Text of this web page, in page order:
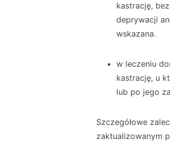
kastrację,
deprywacji
wskazana.
w leczeniu
kastrację, u
lub po jego
Szczegółowe
zaktualizowanym